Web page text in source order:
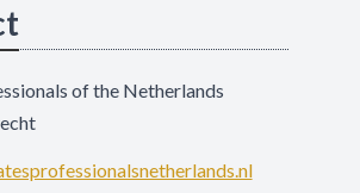
of the Netherlands